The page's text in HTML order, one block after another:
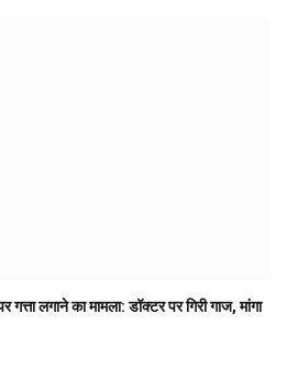
लगाने का मामला: डॉक्टर पर गिरी गाज, मांगा